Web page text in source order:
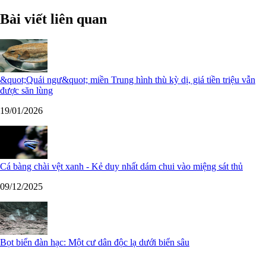
Bài viết liên quan
&quot;Quái ngư&quot; miền Trung hình thù kỳ dị, giá tiền triệu vẫn
được săn lùng
19/01/2026
Cá bàng chài vệt xanh - Kẻ duy nhất dám chui vào miệng sát thủ
09/12/2025
Bọt biển đàn hạc: Một cư dân độc lạ dưới biển sâu